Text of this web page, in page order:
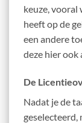
keuze,
heeft op de
een andere
deze hier ook
De
Nadat je de